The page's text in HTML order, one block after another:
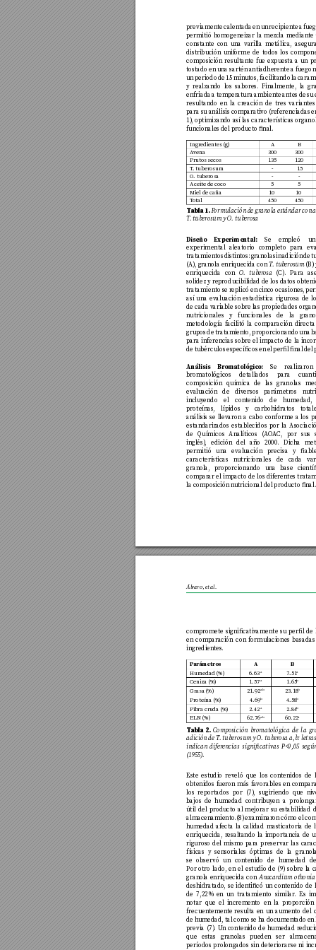
previamente calentada en un recipiente a
permitió homogeneizar la mezcla
constante con una varilla metálica,
distribución uniforme de todos los
composición resultante fue expuesta a un
tostado en una sartén antiadherente a fuego
un periodo de 15 minutos, facilitando la
y realzando los sabores. Finalmente, la gr
enfriada a temperatura ambiente antes de su
resultando en la creación de tres v
para su análisis comparativo (referenciadas
1), optimizando así las características org
funcionales del producto nal.
Diseño Experimental: Se empleó
experimental aleatorio completo para
tratamientos distintos: granola sin adición de
(A), granola enriquecida con T. tuberosum (B)
enriquecida con O. tuberosa (C). Para
solidez y reproducibilidad de los datos
tratamiento se replicó en cinco ocasiones,
así una evaluación estadística rigurosa de
de cada variable sobre las propiedades org
nutricionales y funcionales de la gr
metodología facilitó la comparación
grupos de tratamiento, proporcionando una
para inferencias sobre el impacto de la
de tubérculos especícos en el perl nal del
Análisis Bromatológico: Se re
bromatológicos detallados para
composición química de las granolas
evaluación de diversos parámetros
incluyendo el contenido de
proteínas, lípidos y carbohidratos
análisis se llevaron a cabo conforme a los
estandarizados establecidos por la
de Químicos Analíticos (AOAC, por sus
inglés), edición del año 2000. Dicha
permitió una evaluación precisa y
características nutricionales de cada
granola, proporcionando una base
comparar el impacto de los diferentes
la composición nutricional del producto nal.
Ingredientes (g) A
B
Avena 300
300
Frutos secos
135
120
T. tuberosum -
15
O. tuberosa -
-
Aceite de coco
5
5
Miel de caña
10
10
Total 450 450
Tabla 1. Formulació n de granola estándar con a
T. tuberosum y O. tuberosa
Álvaro, et al.
compromete signicativamente su perl de
en comparación con formulaciones basad
ingredientes.
Este estudio reveló que los contenidos de
obtenidos fueron más favorables en com
los reportados por (7), sugiriendo que ni
bajos de humedad contribuyen a prolonga
útil del producto al mejorar su estabilidad
almacenamiento.(8) examinaron cómo el
humedad afecta la calidad masticatoria de
enriquecida, resaltando la importancia de
riguroso del mismo para preservar las ca
físicas y sensoriales óptimas de la granol
se observó un contenido de humedad
Por otro lado, en el estudio de (9) sobre la
granola enriquecida con Anacardium
deshidratado, se identicó un contenido de
de 7,22% en un tratamiento similar. Es
notar que el incremento en la pr
frecuentemente resulta en un aumento del
de humedad, tal como se ha documentado
previa (7). Un contenido de humedad r
que estas granolas pueden ser
períodos prolongados sin deteriorarse ni
Parámetros A
B
Humedad (%)
6.63a 7.51a
Ceniza (%) 1.57a 1.65b
Grasa (%) 21.92ab 23.18b
Proteína (%) 4.69b 4.58b
Fibra cruda (%) 2.42a 2.84b
ELN (%) 62.76ab 60.22a
Tabla 2. Composición bromatológica de la gr
adición de T. tuberosum y O. tuberosa a,b: letra
indican diferencias signicativas P<0,05 seg
(1955).